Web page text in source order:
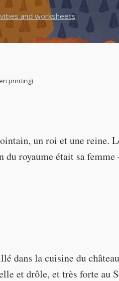
and worksheets
printing)
un roi et une reine.
royaume était sa femme
dans la cuisine du
et drôle, et très forte au